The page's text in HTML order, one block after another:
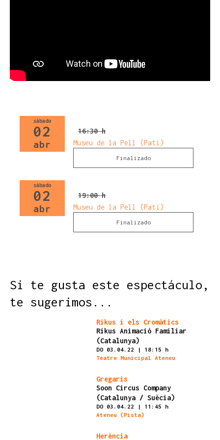
sábado
02
abr
16:30 h
Museu de la Pell (Pati)
Finalizado
sábado
02
abr
19:00 h
Museu de la Pell (Pati)
Finalizado
Si te gusta este espectáculo,
te sugerimos...
Rikus i els Cromàtics
Rikus Animació Familiar
(Catalunya)
DO 03.04.22 | 18:15 h
Teatre Municipal Ateneu
Gregaris
Soon Circus Company
(Catalunya / Suècia)
DO 03.04.22 | 11:45 h
Ateneu (Pista)
Herència